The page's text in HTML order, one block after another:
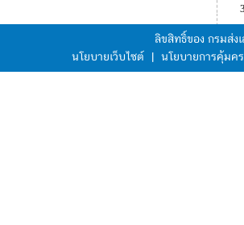
ลิขสิทธิ์ของ กรมส่ง
นโยบายเว็บไซต์
| นโยบายการคุ้มค